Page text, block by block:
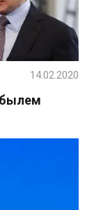
14.02.2020